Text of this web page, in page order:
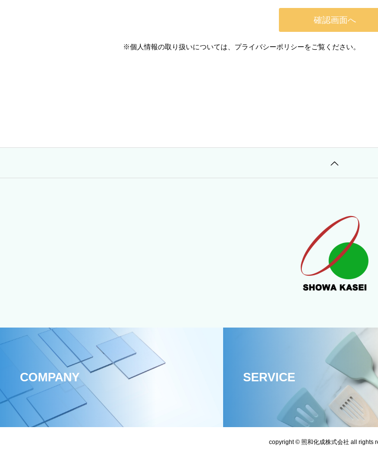
※個人情報の取り扱いについては、 プライバシーポリシーをご覧ください。
COMPANY SERVICE
copyright © 照和化成株式会社 all rights